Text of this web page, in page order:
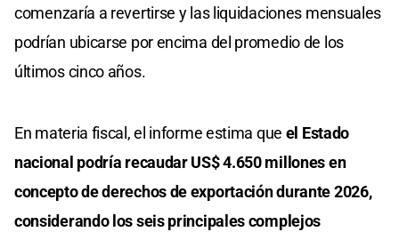
comenzaría a revertirse y las liquidaciones mensuales
podrían ubicarse por encima del promedio de los
últimos cinco años.
En materia fiscal, el informe estima que el Estado
nacional podría recaudar US$ 4.650 millones en
concepto de derechos de exportación durante 2026,
considerando los seis principales complejos